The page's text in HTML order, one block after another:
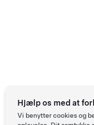
Hjælp os med at
Vi benytter cookies og